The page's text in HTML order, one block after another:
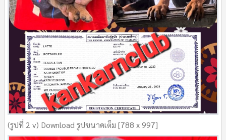
(รูปที่ 2 v) Download รูปขนาดเต็ม [788 x 997]